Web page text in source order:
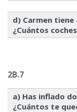
d) Carmen tiene
¿Cuántos
2B.7
a) Has inflado
¿Cuántos te